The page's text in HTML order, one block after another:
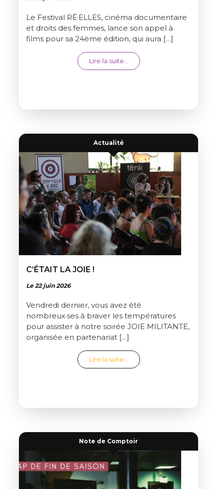
Le Festival RÉ·ELLES, cinéma documentaire
et droits des femmes, lance son appel à
films pour sa 24ème édition, qui aura […]
Lire la suite… from APPEL À FILMS
Actualité
C’ÉTAIT LA JOIE !
Le 22 juin 2026
Vendredi dernier, vous avez été
nombreux·ses à braver les températures
pour assister à notre soirée JOIE MILITANTE,
organisée en partenariat […]
Lire la suite… from C’était la joie !
Note de Comptoir